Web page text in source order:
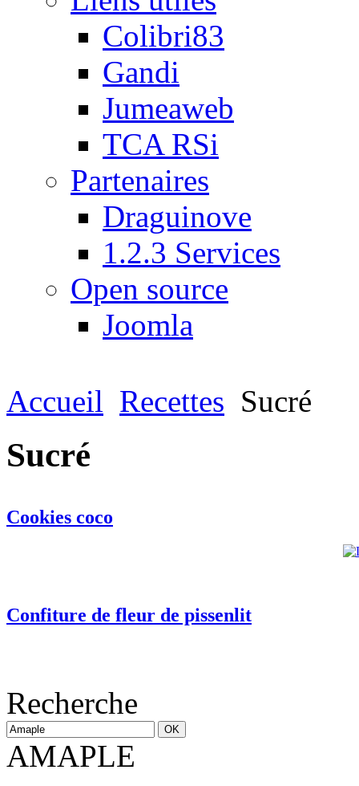
Colibri83
Gandi
Jumeaweb
TCA RSi
Partenaires
Draguinove
1.2.3 Services
Open source
Joomla
Accueil Recettes Sucré
Sucré
Cookies coco
Confiture de fleur de pissenlit
Recherche
AMAPLE